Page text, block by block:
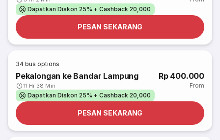
Dapatkan Diskon 25% + Cashback 20,000
PESAN SEKARANG
34 bus options
Pekalongan ke Bandar Lampung
11 Hr 38 Min
Rp 400.000
From
Dapatkan Diskon 25% + Cashback 20,000
PESAN SEKARANG